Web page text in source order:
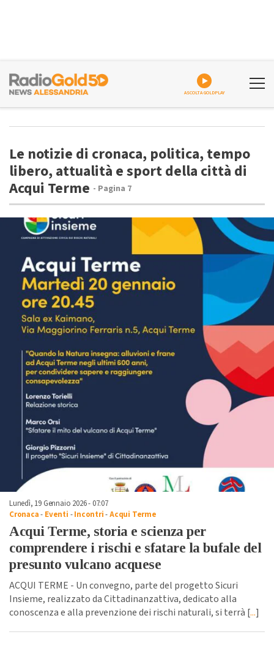
ASCOLTA GOLDPLAY
Le notizie di cronaca, politica, tempo
libero, attualità e sport della città di
Acqui Terme - Pagina 7
Lunedì, 19 Gennaio 2026 - 07:07
Cronaca- Eventi -Incontri-Acqui Terme
Acqui Terme, storia e scienza per
comprendere i rischi e sfatare la bufale del
presunto vulcano acquese
ACQUI TERME - Un convegno, parte del progetto Sicuri
Insieme, realizzato da Cittadinanzattiva, dedicato alla
conoscenza e alla prevenzione dei rischi naturali, si terrà [...]